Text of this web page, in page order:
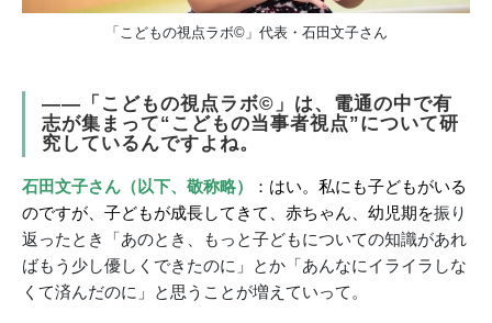
「こどもの視点ラボ©」代表・石田文子さん
――「こどもの視点ラボ©」は、電通の中で有
志が集まって“こどもの当事者視点”について研
究しているんですよね。
石田文子さん（以下、敬称略）
：はい。私にも子どもがいる
のですが、子どもが成長してきて、赤ちゃん、幼児期を振り
返ったとき「あのとき、もっと子どもについての知識があれ
ばもう少し優しくできたのに」とか「あんなにイライラしな
くて済んだのに」と思うことが増えていって。